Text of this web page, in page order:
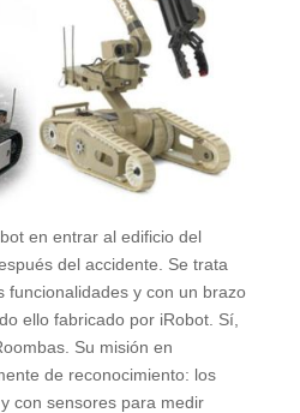
en entrar al edificio del
del accidente. Se trata
funcionalidades y con un brazo
ello fabricado por iRobot. Sí,
Su misión en
de reconocimiento: los
con sensores para medir